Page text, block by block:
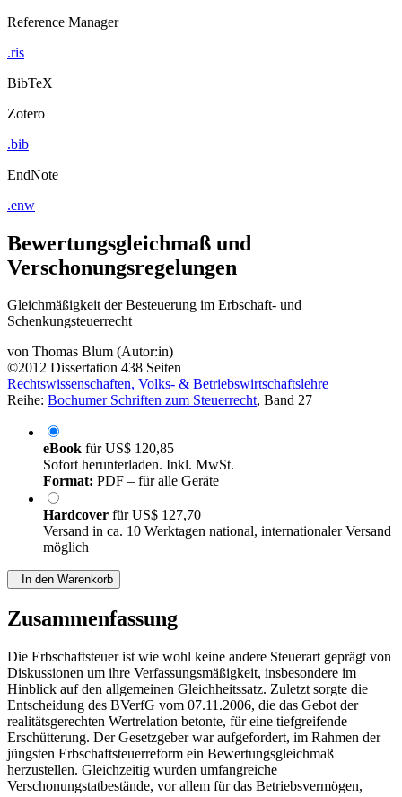
Reference Manager
.ris
BibTeX
Zotero
.bib
EndNote
.enw
Bewertungsgleichmaß und
Verschonungsregelungen
Gleichmäßigkeit der Besteuerung im Erbschaft- und
Schenkungsteuerrecht
von Thomas Blum (Autor:in)
©2012 Dissertation 438 Seiten
Rechtswissenschaften, Volks- & Betriebswirtschaftslehre
Reihe: Bochumer Schriften zum Steuerrecht, Band 27
eBook fürUS$ 120,85
Sofort herunterladen. Inkl. MwSt.
Format: PDF – für alle Geräte
Hardcover fürUS$ 127,70
Versand in ca. 10 Werktagen national, internationaler Versand
möglich
In den Warenkorb
Zusammenfassung
Die Erbschaftsteuer ist wie wohl keine andere Steuerart geprägt von
Diskussionen um ihre Verfassungsmäßigkeit, insbesondere im
Hinblick auf den allgemeinen Gleichheitssatz. Zuletzt sorgte die
Entscheidung des BVerfG vom 07.11.2006, die das Gebot der
realitätsgerechten Wertrelation betonte, für eine tiefgreifende
Erschütterung. Der Gesetzgeber war aufgefordert, im Rahmen der
jüngsten Erbschaftsteuerreform ein Bewertungsgleichmaß
herzustellen. Gleichzeitig wurden umfangreiche
Verschonungstatbestände, vor allem für das Betriebsvermögen,